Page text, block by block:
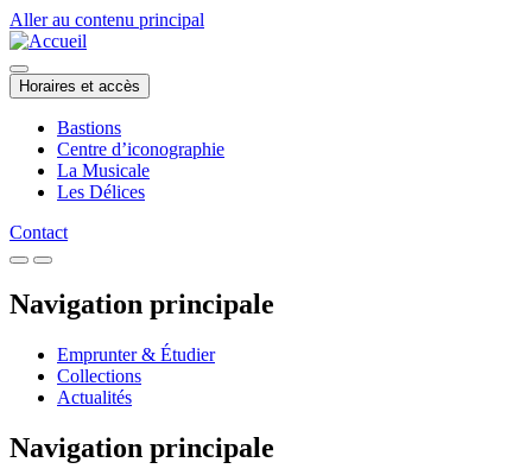
Aller au contenu principal
Horaires et accès
Bastions
Centre d’iconographie
La Musicale
Les Délices
Contact
Navigation principale
Emprunter & Étudier
Collections
Actualités
Navigation principale